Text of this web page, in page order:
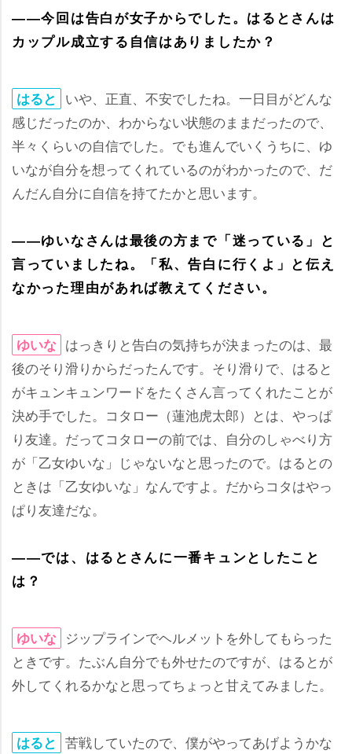
――今回は告白が女子からでした。はるとさんは
カップル成立する自信はありましたか？
はると いや、正直、不安でしたね。一日目がどんな
感じだったのか、わからない状態のままだったので、
半々くらいの自信でした。でも進んでいくうちに、ゆ
いなが自分を想ってくれているのがわかったので、だ
んだん自分に自信を持てたかと思います。
――ゆいなさんは最後の方まで「迷っている」と
言っていましたね。「私、告白に行くよ」と伝え
なかった理由があれば教えてください。
ゆいな はっきりと告白の気持ちが決まったのは、最
後のそり滑りからだったんです。そり滑りで、はると
がキュンキュンワードをたくさん言ってくれたことが
決め手でした。コタロー（蓮池虎太郎）とは、やっぱ
り友達。だってコタローの前では、自分のしゃべり方
が「乙女ゆいな」じゃないなと思ったので。はるとの
ときは「乙女ゆいな」なんですよ。だからコタはやっ
ぱり友達だな。
――では、はるとさんに一番キュンとしたこと
は？
ゆいな ジップラインでヘルメットを外してもらった
ときです。たぶん自分でも外せたのですが、はるとが
外してくれるかなと思ってちょっと甘えてみました。
はると 苦戦していたので、僕がやってあげようかな